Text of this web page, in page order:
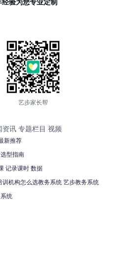
验为您专业定制
艺步家长帮
资讯 专题栏目 视频
新推荐
型指南
记录课时 数据
机构怎么选教务系统 艺步教务系统
统